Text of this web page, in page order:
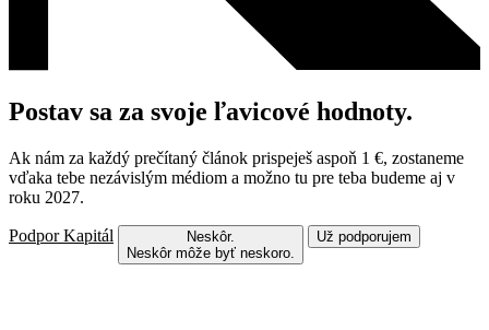
Postav sa za svoje ľavicové hodnoty.
Ak nám za každý prečítaný článok prispeješ aspoň 1 €, zostaneme
vďaka tebe nezávislým médiom a možno tu pre teba budeme aj v
roku 2027.
Podpor Kapitál
Neskôr.
Neskôr môže byť neskoro.
Už podporujem